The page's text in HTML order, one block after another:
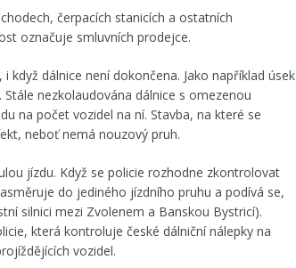
čerpacích stanicích a ostatních
označuje smluvních prodejce.
když dálnice není dokončena. Jako například úsek
nezkolaudována dálnice s omezenou
na počet vozidel na ní. Stavba, na které se
neboť nemá nouzový pruh.
jízdu. Když se policie rozhodne zkontrolovat
do jediného jízdního pruhu a podívá se,
silnici mezi Zvolenem a Banskou Bystricí).
která kontroluje české dálniční nálepky na
vozidel.